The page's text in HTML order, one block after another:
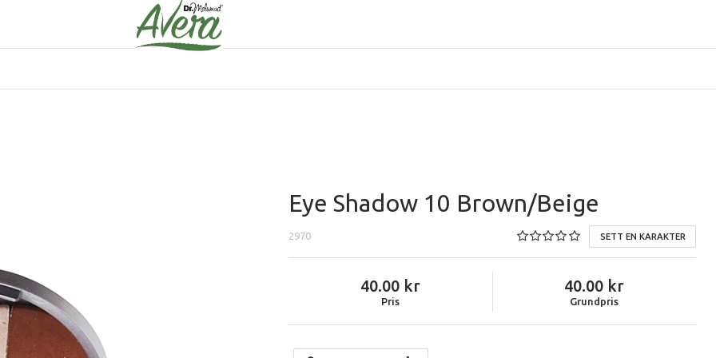
Eye Shadow 10 Brown/Beige
2970 SETT EN KARAKTER
Pris
40.00
Grundpris
40.00